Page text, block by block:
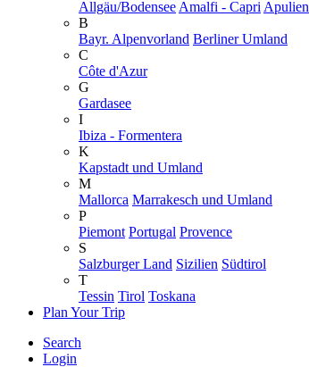
Allgäu/Bodensee Amalfi - Capri Apulien
B
Bayr. Alpenvorland Berliner Umland
C
Côte d'Azur
G
Gardasee
I
Ibiza - Formentera
K
Kapstadt und Umland
M
Mallorca Marrakesch und Umland
P
Piemont Portugal Provence
S
Salzburger Land Sizilien Südtirol
T
Tessin Tirol Toskana
Plan Your Trip
Search
Login